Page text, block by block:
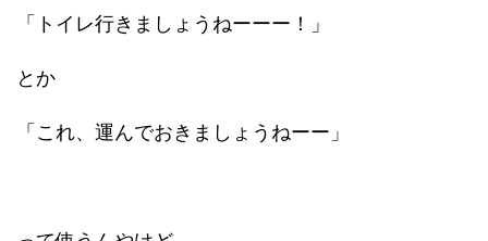
「トイレ行きましょうねーーー！」
とか
「これ、運んでおきましょうねーー」